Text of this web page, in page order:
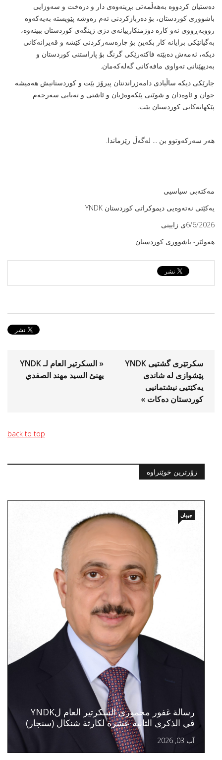
ده‌ستيان كردووه‌ به‌هه‌ڵمه‌تى بڕينه‌وه‌ى دار و دره‌خت و سه‌وزايى
باشوورى كوردستان، بۆ ده‌ربازكردنی ئه‌م ره‌وشه‌ پێویسته‌ به‌يه‌كه‌وه‌
رووبه‌ڕووى ئه‌و كاره‌ دوژمنكارييانه‌ى دژى ژينگه‌ى كوردستان ببينه‌وه‌،
به‌گیانێكی برایانه‌ كار بكه‌ین بۆ چارەسەركردنی كێشە و قەیرانەكانى
ديكه‌، ئه‌مه‌ش ده‌بێته‌ فاكته‌رێكی گرنگ بۆ پاراستنى كوردستان و
بەدیهێنانی تەواوی مافەكانی گەلەكەمان.
جارێكی دیكە ساڵیادی دامەزراندنتان پیرۆز بێت و كوردستانیش هەمیشە
جوان و ئاوەدان و شوێنی پێكەوەژیان و ئاشتی و تەبایی سەرجەم
پێكهاتەكانی كوردستان بێت.
هەر سەركەوتوو بن ... لەگەڵ رێزماندا.
مەكتەبی سیاسیی
یەكێتی نەتەوەیی دیموكراتی كوردستان YNDK
6/6/2026ى زایینی
هه‌ولێر- باشووری كوردستان
« السكرتیر العام لـ YNDK
يهنئ السید مهند الصفدي
سكرتێری گشتیی YNDK
پێشوازى لە شاندى
یەکێتیى نیشتمانیى
کوردستان دەكات »
back to top
زۆرترین خوێنراوە
رسالة غفور مخموري السكرتير العام لYNDK
في الذكرى الثانية عشرة لكارثة شنكال (سنجار)
آب 03, 2026
جیهان